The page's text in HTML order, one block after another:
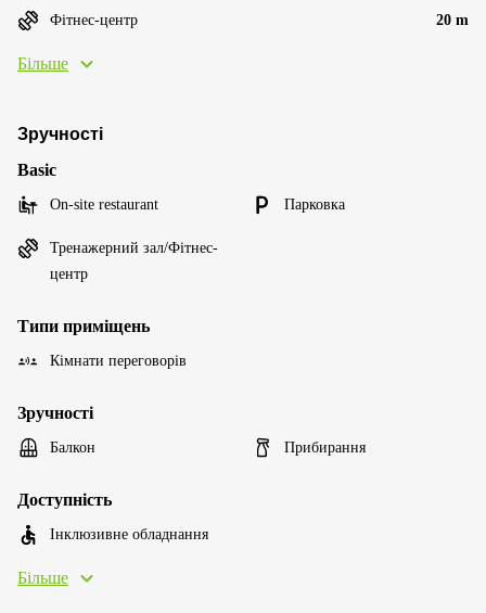
Фітнес-центр 20 m
Більше
Зручності
Basic
On-site restaurant Парковка
Тренажерний зал/Фітнес-
центр
Типи приміщень
Кімнати переговорів
Зручності
Балкон Прибирання
Доступність
Інклюзивне обладнання
Більше